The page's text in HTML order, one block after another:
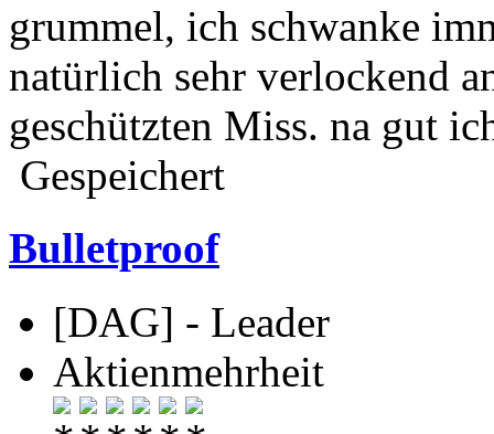
grummel, ich schwanke
natürlich sehr verlockend
geschützten Miss. na gut
Gespeichert
Bulletproof
[DAG] - Leader
Aktienmehrheit